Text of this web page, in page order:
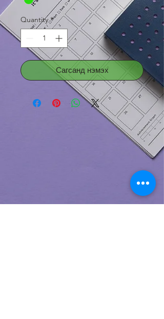
Quantity *
Сагсанд нэмэх